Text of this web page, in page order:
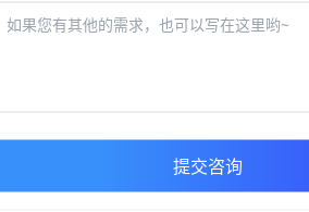
想要智慧化的阅卷，我们就需要借
中，大家可以体会到方便之处，这
果用机器阅卷的话，几秒钟就好了
有大量的题库中心，考核工作人员
提交咨询